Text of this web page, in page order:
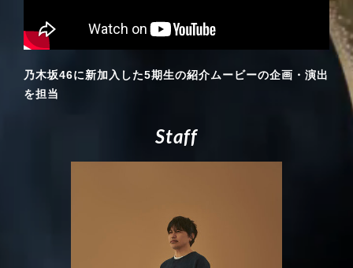
乃木坂46に新加入した5期生の紹介ムービーの企画・演出
を担当
Staff